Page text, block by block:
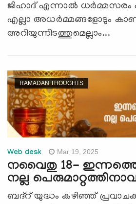
ജിഹാദ് എന്നാല്‍ ധര്‍മ്മസരം
എല്ലാ അധര്‍മ്മങ്ങളോടും
അറിയുന്നിടത്തുമെല്ലാം...
RAMADAN THOUGHTS
Web desk Mar 19, 2025
നവൈതു 18-
നല്ല
ബദ്റ് യുദ്ധം കഴിഞ്ഞ്